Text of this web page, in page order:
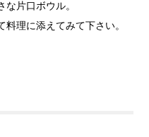
片口ボウル。
料理に添えてみて下さい。